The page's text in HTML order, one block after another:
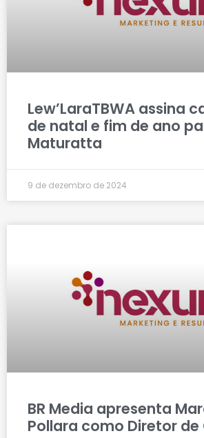
Lew’LaraTBWA assina
de natal e fim de ano
Maturatta
9 de dezembro de 2024
BR Media apresenta
Pollara como Diretor de